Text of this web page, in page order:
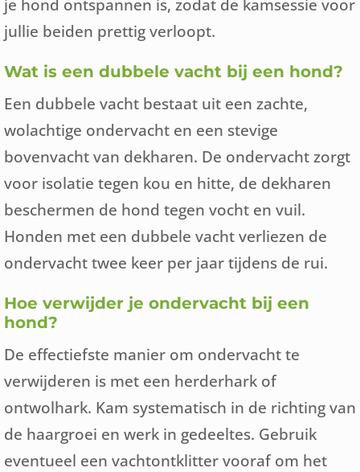
je hond ontspannen is, zodat de kamsessie voor
jullie beiden prettig verloopt.
Wat is een dubbele vacht bij een hond?
Een dubbele vacht bestaat uit een zachte,
wolachtige ondervacht en een stevige
bovenvacht van dekharen. De ondervacht zorgt
voor isolatie tegen kou en hitte, de dekharen
beschermen de hond tegen vocht en vuil.
Honden met een dubbele vacht verliezen de
ondervacht twee keer per jaar tijdens de rui.
Hoe verwijder je ondervacht bij een
hond?
De effectiefste manier om ondervacht te
verwijderen is met een herderhark of
ontwolhark. Kam systematisch in de richting van
de haargroei en werk in gedeeltes. Gebruik
eventueel een vachtontklitter vooraf om het